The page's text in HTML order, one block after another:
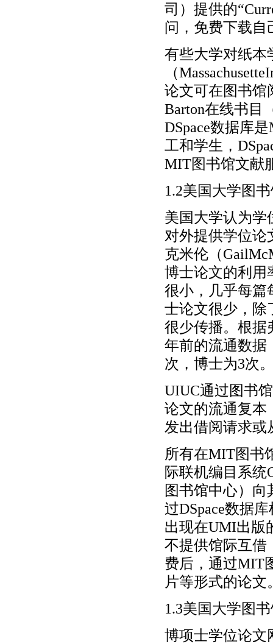
司）提供的
问，免费下载自
有些大学对纸本
（
论文可在图书馆
Barton在线书目
DSpace数据库
工和学生，
MIT图书馆文献
1.2美国大学图
美国大学认为学
对外提供学位论
克米伦（
博士论文的利用
很小，几乎每篇
士论文很少，除
很少传播。根据
年前的流通数据
次，博士为3次
UIUC通过图书
论文的流通复本
发出借阅请求或
所有在MIT图书
际联机编目系统
图书馆中心）
过DSpace数据
出现在UMI出版
不提供馆际互借
费后，通过MIT
片等形式的论文
1.3美国大学图
博项士学位论文